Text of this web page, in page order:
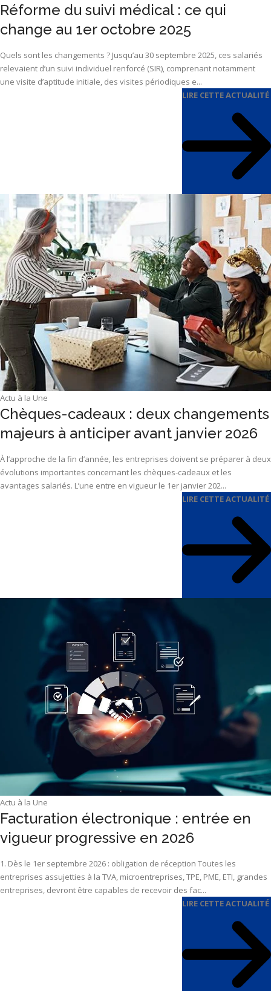
Réforme du suivi médical : ce qui
change au 1er octobre 2025
Quels sont les changements ? Jusqu’au 30 septembre 2025, ces salariés
relevaient d’un suivi individuel renforcé (SIR), comprenant notamment
une visite d’aptitude initiale, des visites périodiques e...
LIRE CETTE ACTUALITÉ
Actu à la Une
Chèques-cadeaux : deux changements
majeurs à anticiper avant janvier 2026
À l’approche de la fin d’année, les entreprises doivent se préparer à deux
évolutions importantes concernant les chèques-cadeaux et les
avantages salariés. L’une entre en vigueur le 1er janvier 202...
LIRE CETTE ACTUALITÉ
Actu à la Une
Facturation électronique : entrée en
vigueur progressive en 2026
1. Dès le 1er septembre 2026 : obligation de réception Toutes les
entreprises assujetties à la TVA, microentreprises, TPE, PME, ETI, grandes
entreprises, devront être capables de recevoir des fac...
LIRE CETTE ACTUALITÉ